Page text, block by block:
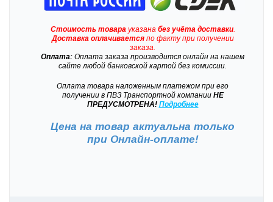
Стоимость товарауказана без учёта доставки.
Доставкаоплачиваетсяпо факту при получении
заказа.
Оплата: Оплата заказа производится онлайн на нашем
сайте любой банковской картой без комиссии.
Оплата товара наложенным платежом при его
получении в ПВЗ Транспортной компанииНЕ
ПРЕДУСМОТРЕНА! Подробнее
Цена на товар актуальна только
при Онлайн-оплате!